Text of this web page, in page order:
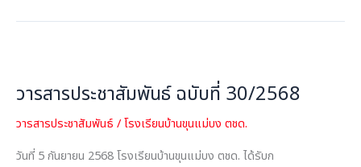
วารสารประชาสัมพันธ์ ฉบับที่ 30/2568
วารสารประชาสัมพันธ์ /โรงเรียนบ้านขุนแม่บง ตชด.
วันที่ 5 กันยายน 2568 โรงเรียนบ้านขุนแม่บง ตชด. ได้รับก
ฉบับ
30/2568